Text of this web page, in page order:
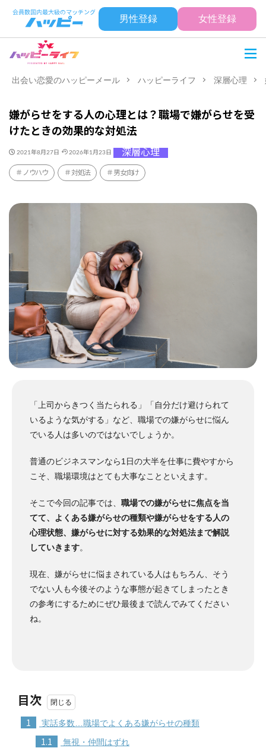
男性登録 女性登録
出会い恋愛のハッピーメール ハッピーライフ 深層心理
嫌がらせをする人の心理とは？職場で嫌がらせを受
けたときの効果的な対処法
2021年8月27日 2026年1月23日 深層心理
ノウハウ 対処法 男女向け
「上司からきつく当たられる」「自分だけ避けられて
いるような気がする」など、職場での嫌がらせに悩ん
でいる人は多いのではないでしょうか。
普通のビジネスマンなら1日の大半を仕事に費やすから
こそ、職場環境はとても大事なことといえます。
そこで今回の記事では、 職場での嫌がらせに焦点を当
てて、よくある嫌がらせの種類や嫌がらせをする人の
心理状態、嫌がらせに対する効果的な対処法まで解説
していきます。
現在、嫌がらせに悩まされている人はもちろん、そう
でない人も今後そのような事態が起きてしまったとき
の参考にするためにぜひ最後まで読んでみてください
ね。
目次
1 実話多数…職場でよくある嫌がらせの種類
1.1 無視・仲間はずれ